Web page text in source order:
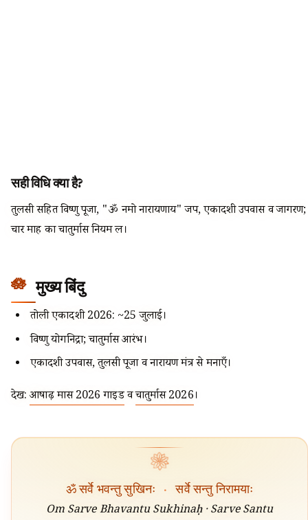
सही विधि क्या है?
तुलसी सहित विष्णु पूजा, "ॐ नमो नारायणाय" जप, एकादशी उपवास व जागरण;
चार माह का चातुर्मास नियम लें।
मुख्य बिंदु
तोली एकादशी 2026: ~25 जुलाई।
विष्णु योगनिद्रा; चातुर्मास आरंभ।
एकादशी उपवास, तुलसी पूजा व नारायण मंत्र से मनाएँ।
देखें:आषाढ़ मास 2026 गाइडवचातुर्मास 2026।
❀
ॐ सर्वे भवन्तु सुखिनः · सर्वे सन्तु निरामयाः
Om Sarve Bhavantu Sukhinaḥ · Sarve Santu